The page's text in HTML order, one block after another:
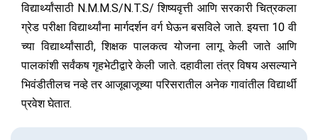
विद्यार्थ्यांसाठी N.M.M.S/N.T.S/ शिष्यवृत्ती आणि सरकारी चित्रकला
ग्रेड परीक्षा विद्यार्थ्यांना मार्गदर्शन वर्ग घेऊन बसविले जाते. इयत्ता 10 वी
च्या विद्यार्थ्यांसाठी, शिक्षक पालकत्व योजना लागू केली जाते आणि
पालकांशी सर्वंकष गृहभेटीद्वारे केली जाते. दहावीला तंत्र विषय असल्याने
भिवंडीतीलच नव्हे तर आजूबाजूच्या परिसरातील अनेक गावांतील विद्यार्थी
प्रवेश घेतात.